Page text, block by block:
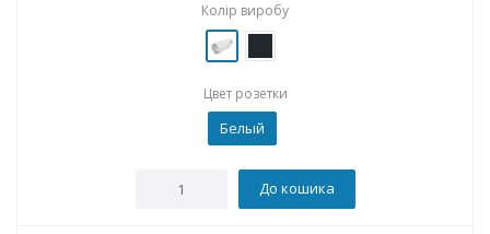
Колір виробу
Цвет розетки
Белый
До кошика